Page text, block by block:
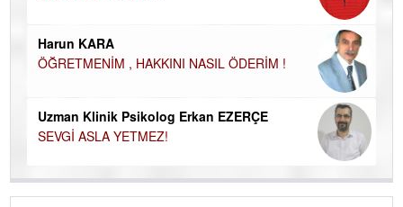
Harun KARA
ÖĞRETMENİM , HAKKINI NASIL ÖDERİM !
Uzman Klinik Psikolog Erkan EZERÇE
SEVGİ ASLA YETMEZ!